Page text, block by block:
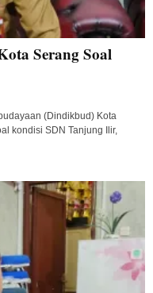
Serang Soal
(Dindikbud) Kota
kondisi SDN Tanjung Ilir,